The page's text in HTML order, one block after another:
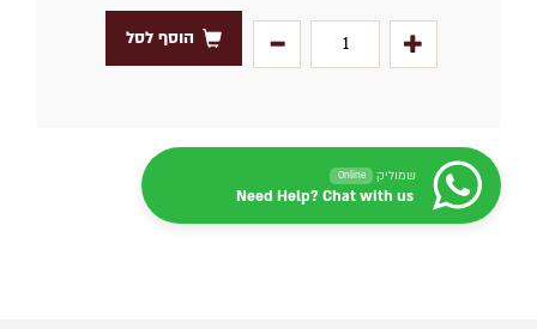
הוסף לסל
שמוליק Online
Need Help? Chat with us